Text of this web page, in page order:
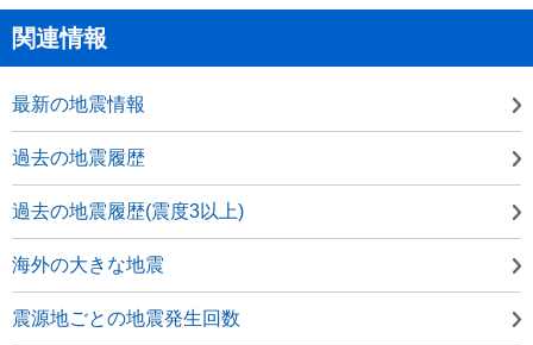
関連情報
最新の地震情報
過去の地震履歴
過去の地震履歴(震度3以上)
海外の大きな地震
震源地ごとの地震発生回数